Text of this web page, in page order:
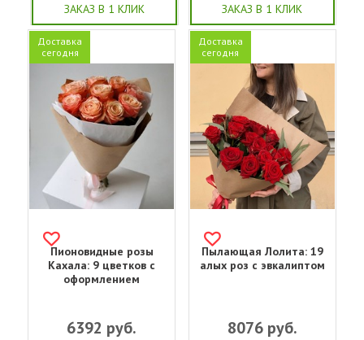
ЗАКАЗ В 1 КЛИК ЗАКАЗ В 1 КЛИК
Доставка
сегодня
Пионовидные розы
Кахала: 9 цветков с
оформлением
6392 руб.
Доставка
сегодня
Пылающая Лолита: 19
алых роз с эвкалиптом
8076руб.